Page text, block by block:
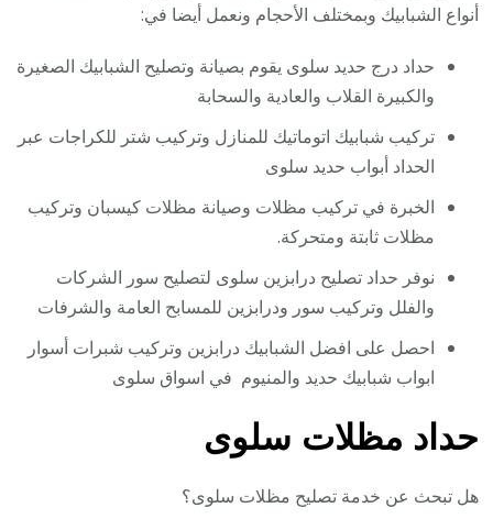
أنواع الشبابيك وبمختلف الأحجام ونعمل أيضا في:
حداد درج حديد سلوى يقوم بصيانة وتصليح الشبابيك الصغيرة
والكبيرة القلاب والعادية والسحابة
تركيب شبابيك اتوماتيك للمنازل وتركيب شتر للكراجات عبر
الحداد أبواب حديد سلوى
الخبرة في تركيب مظلات وصيانة مظلات كيسبان وتركيب
مظلات ثابتة ومتحركة.
نوفر حداد تصليح درابزين سلوى لتصليح سور الشركات
والفلل وتركيب سور ودرابزين للمسابح العامة والشرفات
احصل على افضل الشبابيك درابزين وتركيب شبرات أسوار
ابواب شبابيك حديد والمنيوم في اسواق سلوى
حداد مظلات سلوى
هل تبحث عن خدمة تصليح مظلات سلوى؟